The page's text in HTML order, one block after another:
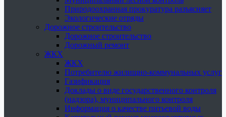
Природоохранная прокуратура разъясняет
Экологические отряды
Дорожное строительство
Дорожное строительство
Дорожный ремонт
ЖКХ
ЖКХ
Потребителю жилищно-коммунальных услуг
Газификация
Доклады о виде государственного контроля
(надзора), муниципального контроля
Информация о качестве питьевой воды